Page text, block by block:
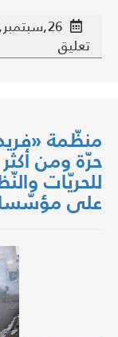
26,سبتمبر,2022 |
تعليق
منظّمة
حرّة ومن
للحريّات
على